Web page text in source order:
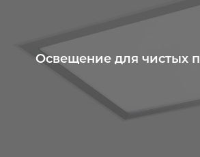
Освещение для чистых